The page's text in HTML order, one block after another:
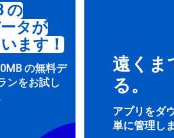
How do I get my eSim?
の
タが
ます！
の無料デ
ンをお試し
遠くま
る。
アプリをダ
単に管理し
ログイン